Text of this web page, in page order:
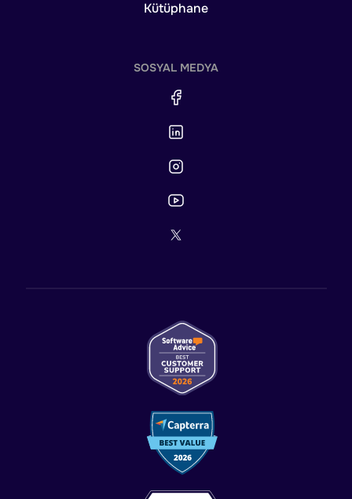
Kütüphane
SOSYAL MEDYA